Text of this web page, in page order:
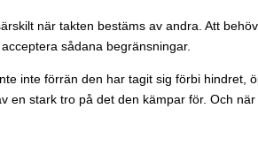
när takten bestäms av andra. Att
sådana begränsningar.
inte förrän den har tagit sig förbi hindret,
en stark tro på det den kämpar för. Och